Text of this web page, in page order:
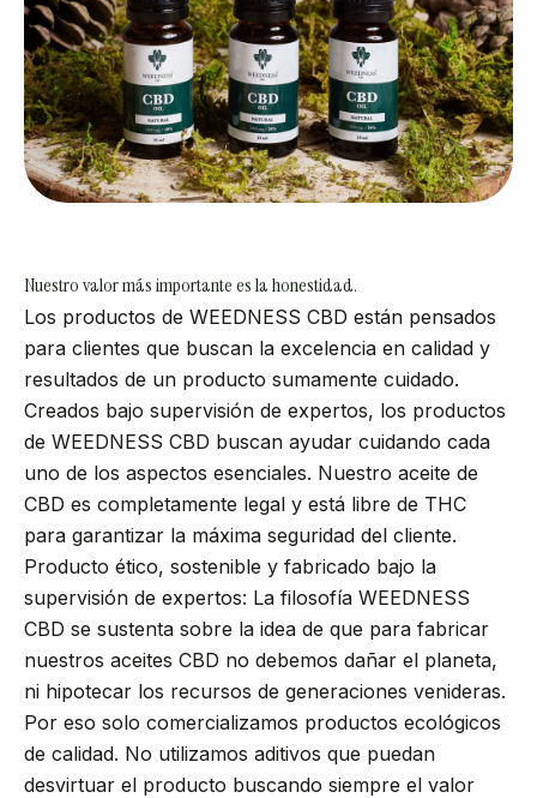
Nuestro valor más importante es la honestidad.
Los productos de WEEDNESS CBD están pensados
para clientes que buscan la excelencia en calidad y
resultados de un producto sumamente cuidado.
Creados bajo supervisión de expertos, los productos
de WEEDNESS CBD buscan ayudar cuidando cada
uno de los aspectos esenciales. Nuestro aceite de
CBD es completamente legal y está libre de THC
para garantizar la máxima seguridad del cliente.
Producto ético, sostenible y fabricado bajo la
supervisión de expertos: La filosofía WEEDNESS
CBD se sustenta sobre la idea de que para fabricar
nuestros aceites CBD no debemos dañar el planeta,
ni hipotecar los recursos de generaciones venideras.
Por eso solo comercializamos productos ecológicos
de calidad. No utilizamos aditivos que puedan
desvirtuar el producto buscando siempre el valor